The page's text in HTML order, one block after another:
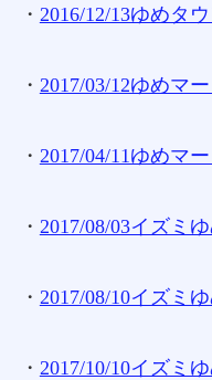
・ 2016/12/13ゆめタ
・ 2017/03/12ゆめマ
・ 2017/04/11ゆめマ
・ 2017/08/03イズミ
・ 2017/08/10イズミ
・ 2017/10/10イズミ